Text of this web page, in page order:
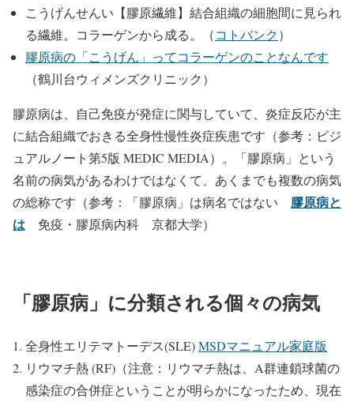
こうげんせんい【膠原繊維】結合組織の細胞間に見られ
る繊維。コラーゲンから成る。（コトバンク）
膠原病の「こうげん」ってコラーゲンのことなんです
（鶴川台ウィメンズクリニック）
膠原病は、自己免疫が発症に関与していて、炎症反応が主
に結合組織でおきる全身性慢性炎症疾患です（参考：ビジ
ュアルノート第5版 MEDIC MEDIA）。「膠原病」という
名前の病気があるわけではなくて、あくまでも複数の病気
の総称です（参考：「膠原病」は病名ではない 膠原病と
は 免疫・膠原病内科 京都大学）
「膠原病」に分類される個々の病気
全身性エリテマトーデス(SLE)MSDマニュアル家庭版
リウマチ熱 (RF)（注意：リウマチ熱は、A群連鎖球菌の
感染症の合併症ということが明らかになったため、現在